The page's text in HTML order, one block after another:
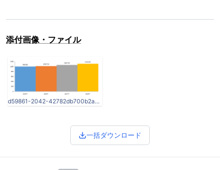
添付画像・ファイル
d59861-2042-42782db700b2ae808842-0.png
一括ダウンロード